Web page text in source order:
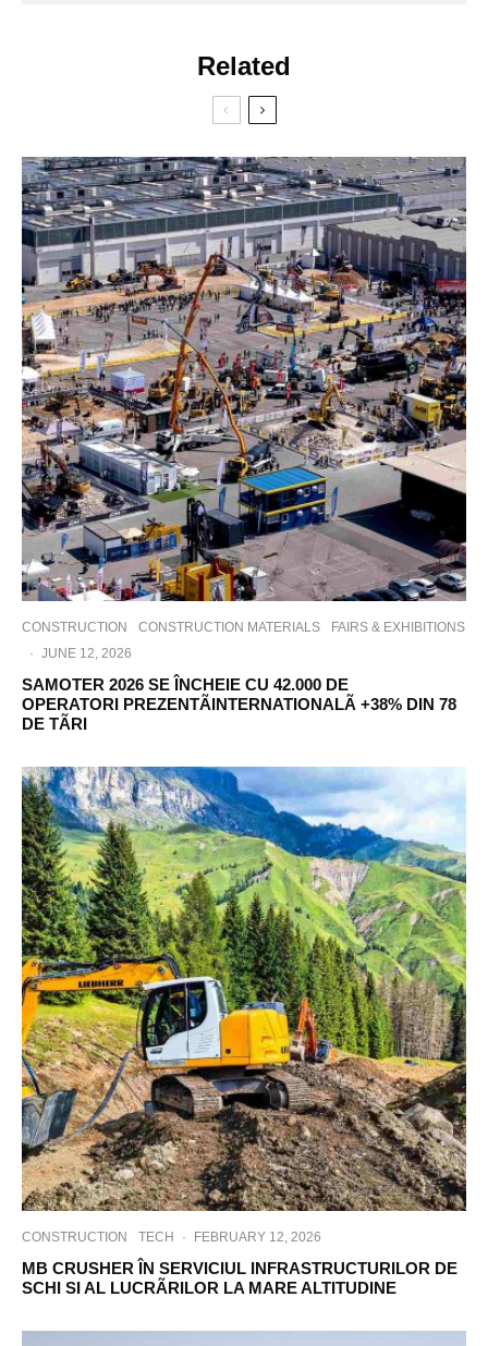
Related
CONSTRUCTION CONSTRUCTION MATERIALS
FAIRS & EXHIBITIONS
· JUNE 12, 2026
SAMOTER 2026 SE ÎNCHEIE CU 42.000 DE
OPERATORI PREZENTÃINTERNATIONALÃ +38% DIN 78
DE TÃRI
CONSTRUCTION TECH · FEBRUARY 12, 2026
MB CRUSHER ÎN SERVICIUL INFRASTRUCTURILOR DE
SCHI SI AL LUCRÃRILOR LA MARE ALTITUDINE